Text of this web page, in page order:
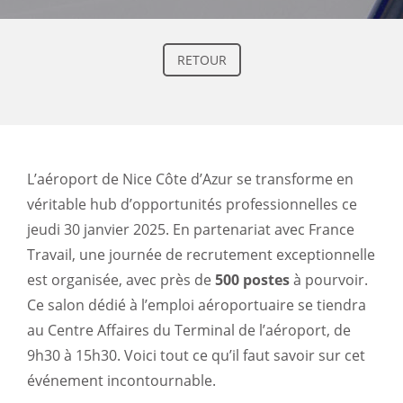
RETOUR
L’aéroport de Nice Côte d’Azur se transforme en
véritable hub d’opportunités professionnelles ce
jeudi 30 janvier 2025. En partenariat avec France
Travail, une journée de recrutement exceptionnelle
est organisée, avec près de 500 postesà pourvoir.
Ce salon dédié à l’emploi aéroportuaire se tiendra
au Centre Affaires du Terminal de l’aéroport, de
9h30 à 15h30. Voici tout ce qu’il faut savoir sur cet
événement incontournable.